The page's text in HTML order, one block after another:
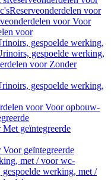
Reserveonderdelen voor
voor Voor
voor
gespoelde werking,
gespoelde werking,
voor Zonder
gespoelde werking,
voor Voor opbouw-
geïntegreerde
geïntegreerde
met / voor wc-
werking, met /